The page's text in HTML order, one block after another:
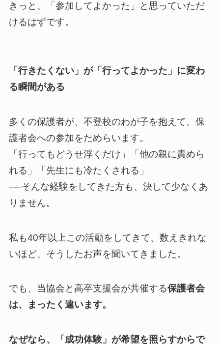
きっと、「参加してよかった」と思っていただ
けるはずです。
「行きたくない」が「行ってよかった」に変わ
る瞬間がある
多くの保護者が、不登校のわが子を抱えて、保
護者会への参加をためらいます。
「行ってもどうせ浮くだけ」「他の親に責めら
れる」「先生にも冷たくされる」
──そんな経験をしてきた方も、決して少なくあ
りません。
私も40年以上この活動をしてきて、数えきれな
いほど、そうしたお声を聞いてきました。
でも、当協会と高卒支援会が共催する保護者会
は、まったく違います。
なぜなら、「成功体験」が希望を照らすからで